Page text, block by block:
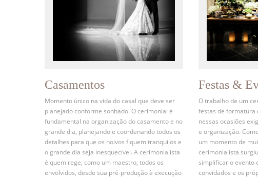
Casamentos
Momento único na vida do casal que deve ser
planejado conforme sonhado. O cerimonial é
fundamental na organização do casamento e no
grande dia, planejando e coordenando todos os
detalhes para que os noivos fiquem tranquilos e
o grande dia seja inesquecível. A cerimonialista
é quem rege, como um maestro, todos os
envolvidos, desde sua pré-produção à execução
Festas &
O trabalho de um
festas de formatura
nessas ocasiões
e organização.
um momento de
cerimonialista
simplificar o evento
convidados e os